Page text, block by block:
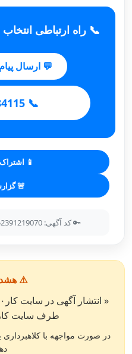
📞 راه ارتباطی
💬 ارسال
📞 09383184115
📱
🚨
🔑 کد آگهی: 764546632413095888752391219070
⚠️
طرف سایت کار۵۰ نمی باشد. »
در صورت مواجهه با